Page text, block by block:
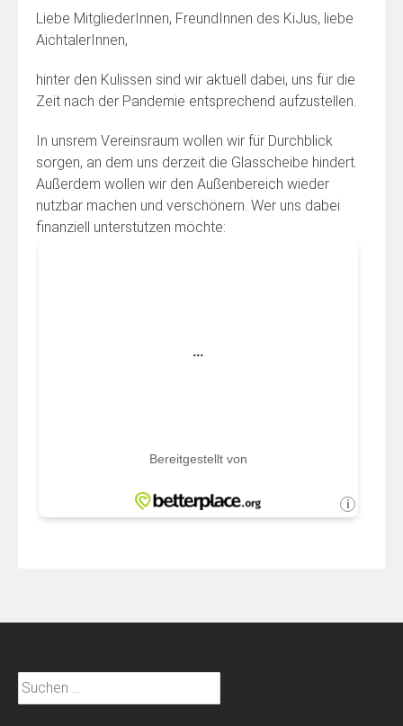
Liebe MitgliederInnen, FreundInnen des KiJus, liebe
AichtalerInnen,
hinter den Kulissen sind wir aktuell dabei, uns für die
Zeit nach der Pandemie entsprechend aufzustellen.
In unsrem Vereinsraum wollen wir für Durchblick
sorgen, an dem uns derzeit die Glasscheibe hindert.
Außerdem wollen wir den Außenbereich wieder
nutzbar machen und verschönern. Wer uns dabei
finanziell unterstützen möchte:
Suchen
nach: